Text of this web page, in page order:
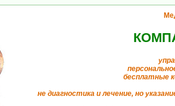
бесплатные
не диагностика и лечение, но